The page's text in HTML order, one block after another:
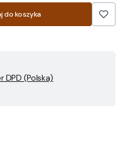
do koszyka
DPD (Polska)